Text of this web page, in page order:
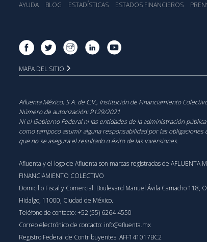
AYUDA BLOG ESTADÍSTICA‎S ESTADOS FINANCIEROS
MAPA DEL SITIO
Afluenta México, S.A. de C.V., Institución de Financiamiento
Número de autorización:P129/2021
‍Ni el Gobierno Federal ni las entidades de la administración
como tampoco asumir alguna responsabilidad por las
que no se asegura el resultado o éxito de las inversiones.
Afluenta y el logo de Afluenta son marcas registradas de AFLUENTA
FINANCIAMIENTO COLECTIVO
Domicilio Fiscal y Comercial: Boulevard Manuel Ávila Camacho 118,
Hidalgo, 11000, Ciudad de México.
Teléfono de contacto: +52 (55) 6264 4550
Correo electrónico de contacto: info@afluenta.mx
Registro Federal de Contribuyentes: AFF141017BC2